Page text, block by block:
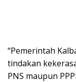
“Pemerintah
tindakan
PNS maupun